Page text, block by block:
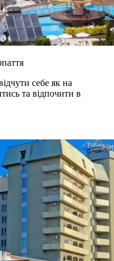
себе як на
та відпочити в